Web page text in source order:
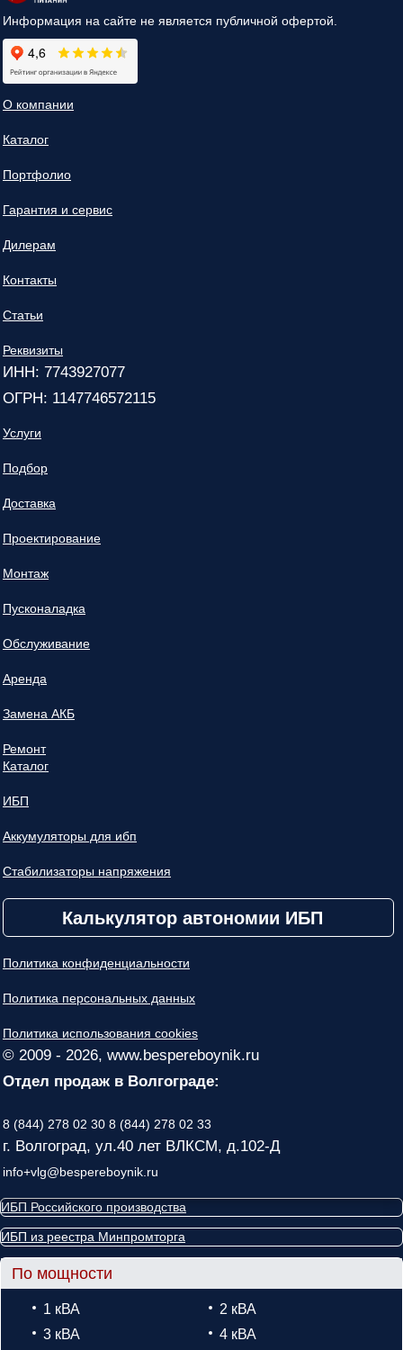
Информация на сайте не является публичной офертой.
О компании
Каталог
Портфолио
Гарантия и сервис
Дилерам
Контакты
Статьи
Реквизиты
ИНН: 7743927077
ОГРН: 1147746572115
Услуги
Подбор
Доставка
Проектирование
Монтаж
Пусконаладка
Обслуживание
Аренда
Замена АКБ
Ремонт
Каталог
ИБП
Аккумуляторы для ибп
Стабилизаторы напряжения
Калькулятор автономии ИБП
Политика конфиденциальности
Политика персональных данных
Политика использования cookies
© 2009 - 2026, www.bespereboynik.ru
Отдел продаж в Волгограде:
8 (844) 278 02 30 8 (844) 278 02 33
г. Волгоград, ул.40 лет ВЛКСМ, д.102-Д
info+vlg@bespereboynik.ru
ИБП Российского производства
ИБП из реестра Минпромторга
По мощности
1 кВА
2 кВА
3 кВА
4 кВА